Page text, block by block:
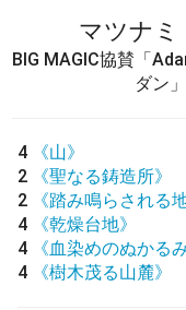
マツナミ
BIG MAGIC協賛「
ダン」
4
《山》
2
《聖なる鋳造所》
2
《踏み鳴らされる地
4
《乾燥台地》
4
《血染めのぬかるみ
4
《樹木茂る山麓》